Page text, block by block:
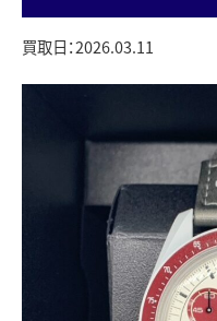
買取日：2026.03.11